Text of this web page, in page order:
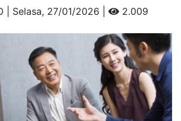
| Selasa, 27/01/2026 | 2.009